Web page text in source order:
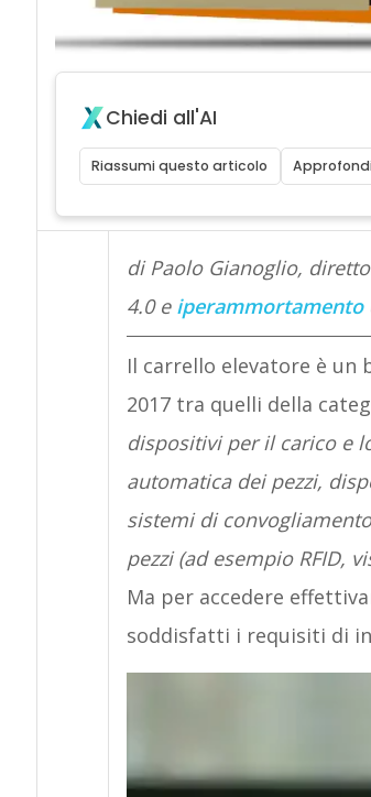
Chiedi all'AI
Riassumi questo articolo
di Paolo Gianoglio,
4.0 e iperammortamento
Il carrello elevatore è un
2017 tra quelli della
dispositivi per il carico e
automatica dei pezzi,
sistemi di
pezzi (ad esempio RFID,
Ma per accedere
soddisfatti i requisiti di